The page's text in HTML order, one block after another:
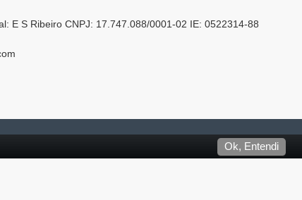
E S Ribeiro CNPJ: 17.747.088/0001-02 IE: 0522314-88
Ok, Entendi